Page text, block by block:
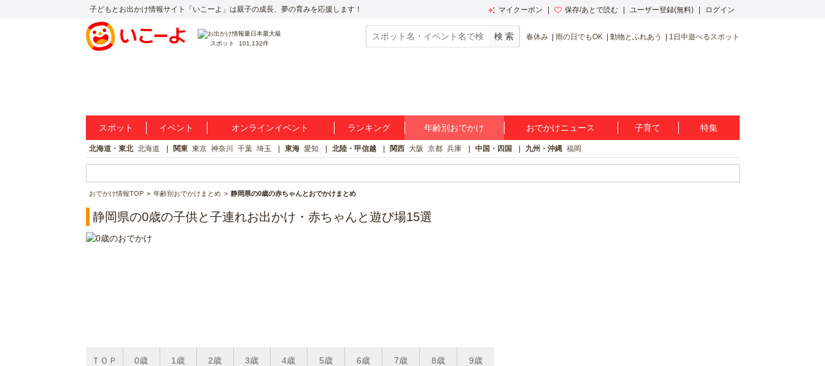
子どもとお出かけ情報サイト「いこーよ」は親子の成長、夢の育みを応援します！ マイクーポン 保存/あとで読む ユーザー登録(無料) ログイン
スポット 101,132件
春休み 雨の日でもOK 動物とふれあう 1日中遊べるスポット
スポット イベント オンラインイベント ランキング 年齢別おでかけ おでかけニュース 子育て 特集
北海道・東北 北海道 関東 東京 神奈川 千葉 埼玉 東海 愛知 北陸・甲信越 関西 大阪 京都 兵庫 中国・四国 九州・沖縄 福岡
おでかけ情報TOP 年齢別おでかけまとめ 静岡県の0歳の赤ちゃんとおでかけまとめ
静岡県の0歳の子供と子連れお出かけ・赤ちゃんと遊び場15選
ＴＯＰ 0歳 1歳 2歳 3歳 4歳 5歳 6歳 7歳 8歳 9歳